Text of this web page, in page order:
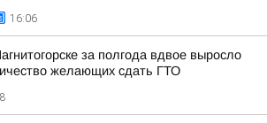
16:06
за полгода вдвое выросло
желающих сдать ГТО